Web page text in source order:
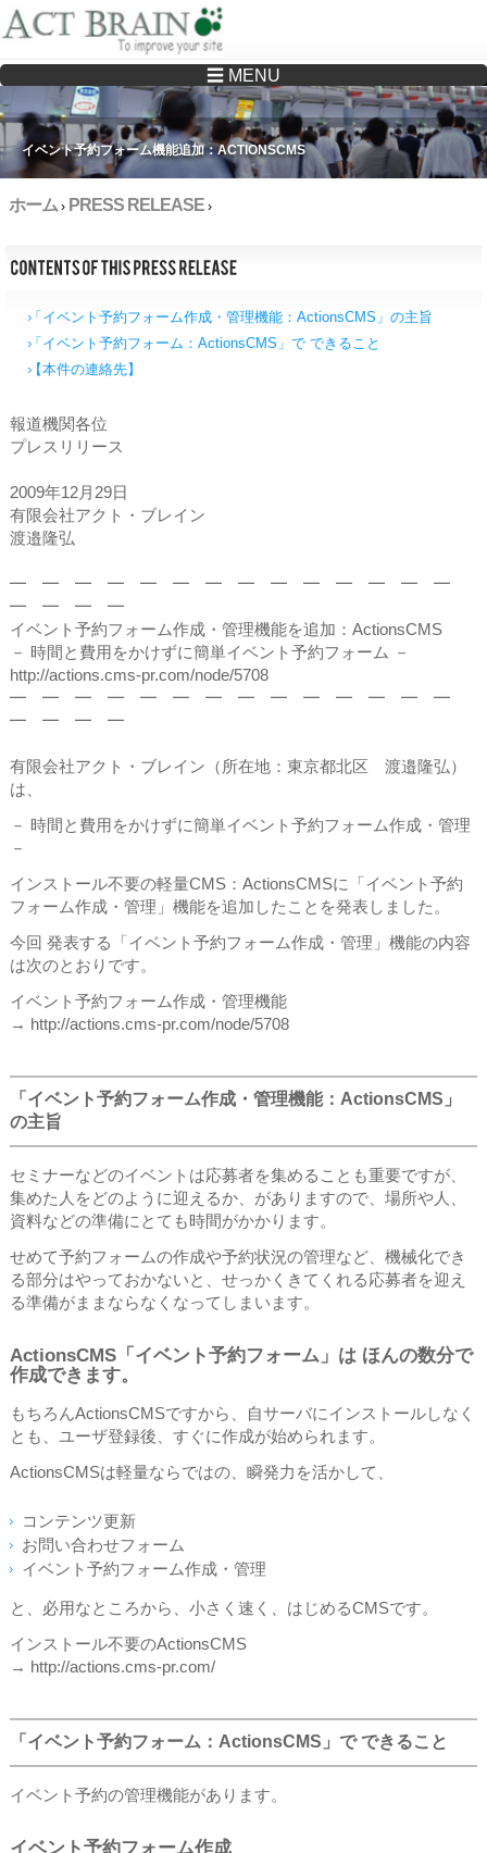
Drupalサイトの制作・保守をどこに頼んでいいか分からない方へ…まずはご相談く
☰ MENU
イベント予約フォーム機能追加：ACTIONSCMS
ホーム › PRESS RELEASE ›
「イベント予約フォーム作成・管理機能：ActionsCMS」の主旨
「イベント予約フォーム：ActionsCMS」で できること
【本件の連絡先】
報道機関各位
プレスリリース
2009年12月29日
有限会社アクト・ブレイン
渡邉隆弘
━ ━ ━ ━ ━ ━ ━ ━ ━ ━ ━ ━ ━ ━
━ ━ ━ ━
イベント予約フォーム作成・管理機能を追加：ActionsCMS
－ 時間と費用をかけずに簡単イベント予約フォーム －
http://actions.cms-pr.com/node/5708
━ ━ ━ ━ ━ ━ ━ ━ ━ ━ ━ ━ ━ ━
━ ━ ━ ━
有限会社アクト・ブレイン（所在地：東京都北区 渡邉隆弘）
は、
－ 時間と費用をかけずに簡単イベント予約フォーム作成・管理
－
インストール不要の軽量CMS：ActionsCMSに「イベント予約
フォーム作成・管理」機能を追加したことを発表しました。
今回 発表する「イベント予約フォーム作成・管理」機能の内容
は次のとおりです。
イベント予約フォーム作成・管理機能
→ http://actions.cms-pr.com/node/5708
「イベント予約フォーム作成・管理機能：ActionsCMS」
の主旨
セミナーなどのイベントは応募者を集めることも重要ですが、
集めた人をどのように迎えるか、がありますので、場所や人、
資料などの準備にとても時間がかかります。
せめて予約フォームの作成や予約状況の管理など、機械化でき
る部分はやっておかないと、せっかくきてくれる応募者を迎え
る準備がままならなくなってしまいます。
ActionsCMS「イベント予約フォーム」は ほんの数分で
作成できます。
もちろんActionsCMSですから、自サーバにインストールしなく
とも、ユーザ登録後、すぐに作成が始められます。
ActionsCMSは軽量ならではの、瞬発力を活かして、
コンテンツ更新
お問い合わせフォーム
イベント予約フォーム作成・管理
と、必用なところから、小さく速く、はじめるCMSです。
インストール不要のActionsCMS
→ http://actions.cms-pr.com/
「イベント予約フォーム：ActionsCMS」で できること
イベント予約の管理機能があります。
イベント予約フォーム作成